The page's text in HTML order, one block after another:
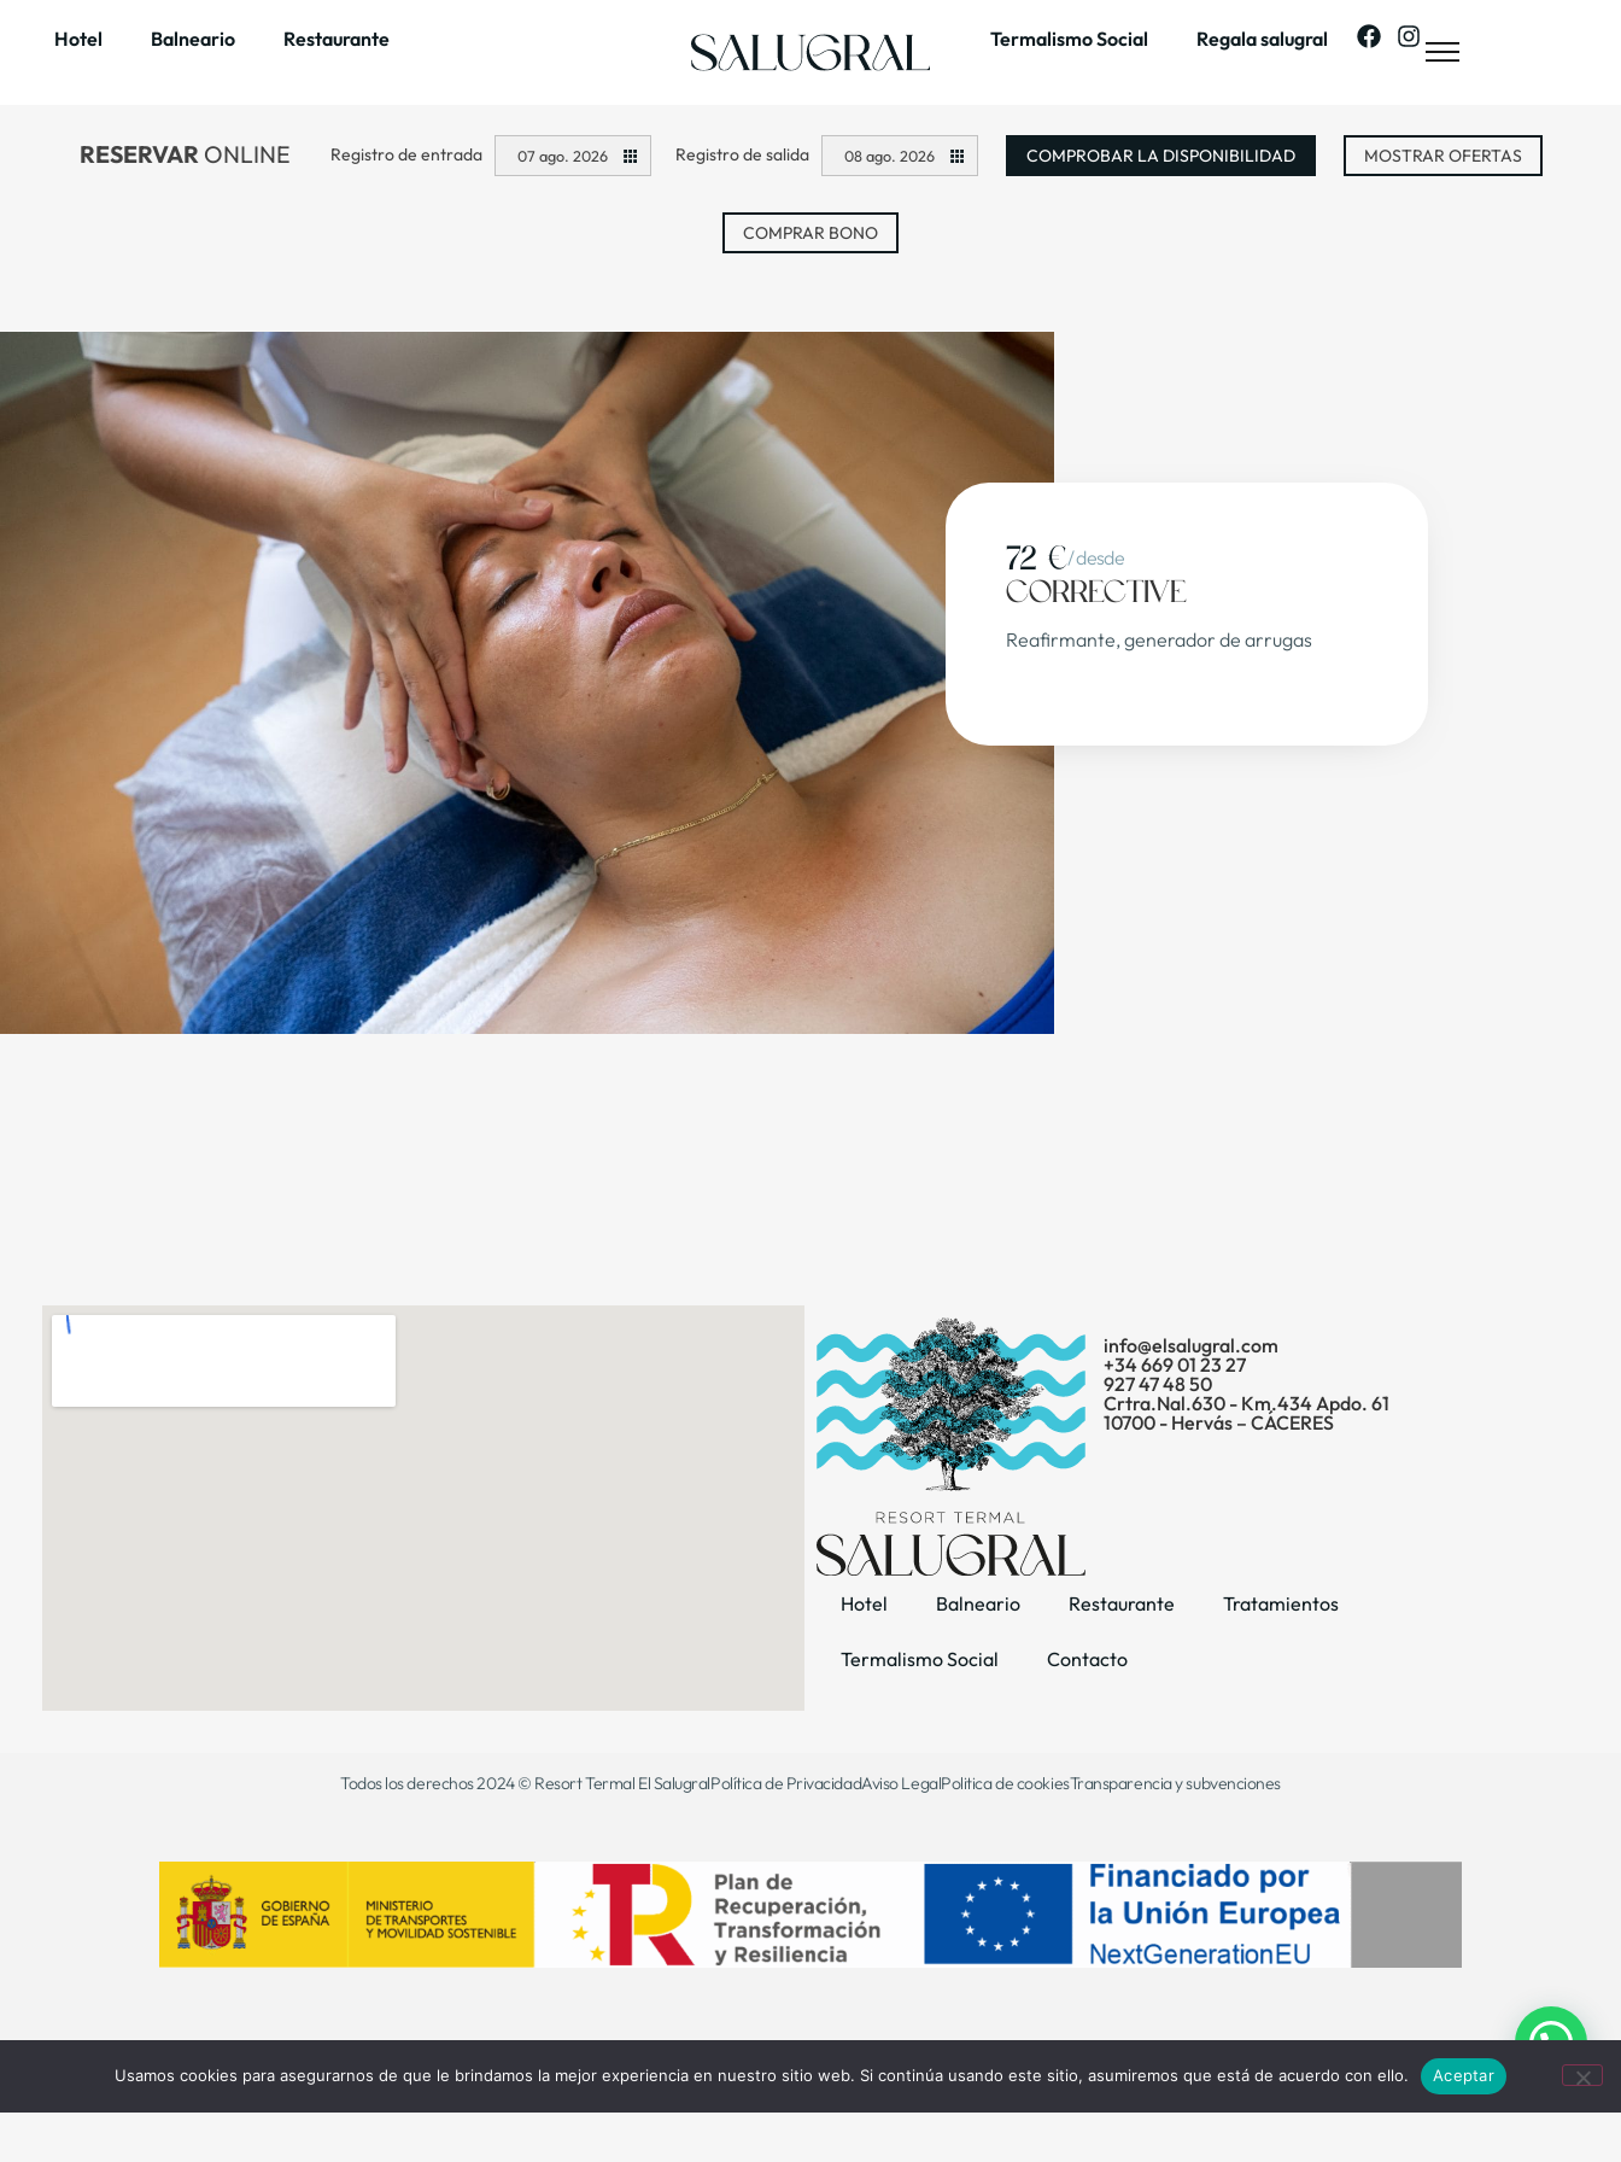
Hotel Balneario Restaurante Termalismo Social Regala salugral
RESERVARONLINE Registro de entrada 07 ago. 2026 Registro de salida 08 ago. 2026 COMPROBAR LA DISPONIBILIDAD MOSTRAR OFERTAS
COMPRAR BONO
72 €/ desde
Corrective
Reafirmante, generador de arrugas
info@elsalugral.com
+34 669 01 23 27
927 47 48 50
Crtra.Nal.630 - Km.434 Apdo. 61
10700 - Hervás – CÁCERES
Hotel Balneario Restaurante Tratamientos
Termalismo Social Contacto
Todos los derechos 2024 © Resort Termal El SalugralPolítica de PrivacidadAviso LegalPolitica de cookiesTransparencia y subvenciones
Usamos cookies para asegurarnos de que le brindamos la mejor experiencia en nuestro sitio web. Si continúa usando este sitio, asumiremos que está de acuerdo con ello. Aceptar